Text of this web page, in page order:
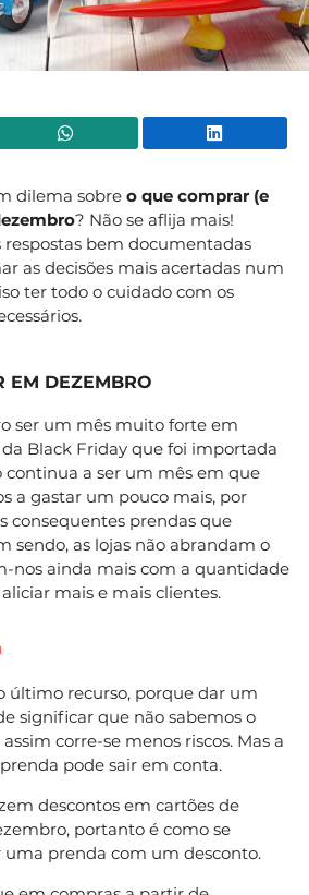
WhatsApp
dilema sobre o que comprar (e
? Não se aflija mais!
respostas bem documentadas
as decisões mais acertadas num
ter todo o cuidado com os
EM DEZEMBRO
ser um mês muito forte em
Black Friday que foi importada
continua a ser um mês em que
a gastar um pouco mais, por
consequentes prendas que
sendo, as lojas não abrandam o
nos ainda mais com a quantidade
mais e mais clientes.
último recurso, porque dar um
significar que não sabemos o
corre-se menos riscos. Mas a
pode sair em conta.
descontos em cartões de
portanto é como se
uma prenda com um desconto.